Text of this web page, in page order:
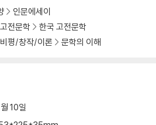
야 할 것
의 문인들
양시楊時
조겸呂祖謙과 진량陳亮의 학술
청렴
인문에세이
고전문학
한국 고전문학
비평/창작/이론 문학의 이해
10일